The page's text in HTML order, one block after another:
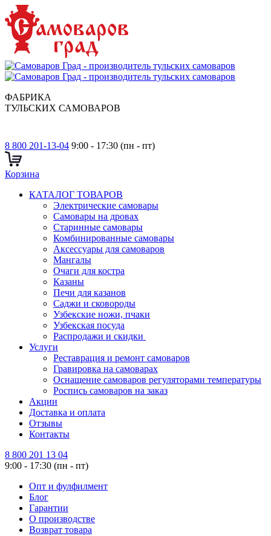
ФАБРИКА
ТУЛЬСКИХ САМОВАРОВ
8 800 201-13-04 9:00 - 17:30 (пн - пт)
Корзина
КАТАЛОГ ТОВАРОВ
Электрические самовары
Cамовары на дровах
Старинные самовары
Комбинированные самовары
Аксессуары для самоваров
Мангалы
Очаги для костра
Казаны
Печи для казанов
Саджи и сковороды
Узбекские ножи, пчаки
Узбекская посуда
Распродажи и скидки
Услуги
Реставрация и ремонт самоваров
Гравировка на самоварах
Оснащение самоваров регуляторами температуры
Роспись самоваров на заказ
Акции
Доставка и оплата
Отзывы
Контакты
8 800 201 13 04
9:00 - 17:30 (пн - пт)
Опт и фулфилмент
Блог
Гарантии
О производстве
Возврат товара